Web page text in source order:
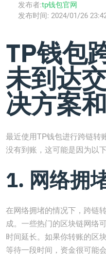
发布者:tp钱包官网
发布时间: 2024/01/26
TP钱包
未到达
决方案
最近使用TP钱包进行跨链转
没有到账，这可能是因为以
1. 网络拥
在网络拥堵的情况下，跨链
成。一些热门的区块链网络
时间延长。如果你转账的区
等待一段时间，资金很可能